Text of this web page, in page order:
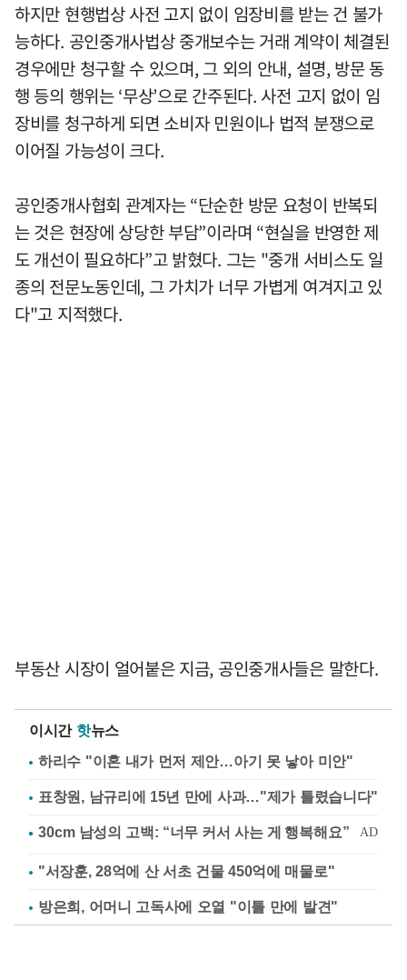
하지만 현행법상 사전 고지 없이 임장비를 받는 건 불가
능하다. 공인중개사법상 중개보수는 거래 계약이 체결된
경우에만 청구할 수 있으며, 그 외의 안내, 설명, 방문 동
행 등의 행위는 ‘무상’으로 간주된다. 사전 고지 없이 임
장비를 청구하게 되면 소비자 민원이나 법적 분쟁으로
이어질 가능성이 크다.
공인중개사협회 관계자는 “단순한 방문 요청이 반복되
는 것은 현장에 상당한 부담”이라며 “현실을 반영한 제
도 개선이 필요하다”고 밝혔다. 그는 "중개 서비스도 일
종의 전문노동인데, 그 가치가 너무 가볍게 여겨지고 있
다"고 지적했다.
부동산 시장이 얼어붙은 지금, 공인중개사들은 말한다.
이시간 핫뉴스
하리수 "이혼 내가 먼저 제안…아기 못 낳아 미안"
표창원, 남규리에 15년 만에 사과…"제가 틀렸습니다"
"서장훈, 28억에 산 서초 건물 450억에 매물로"
방은희, 어머니 고독사에 오열 "이틀 만에 발견"